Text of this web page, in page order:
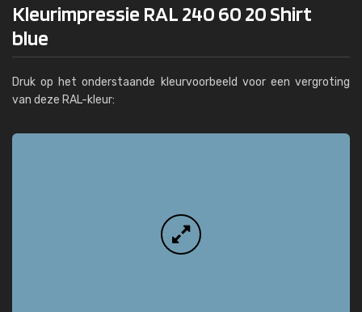
Kleurimpressie RAL 240 60 20 Shirt
blue
Druk op het onderstaande kleurvoorbeeld voor een vergroting
van deze RAL-kleur: